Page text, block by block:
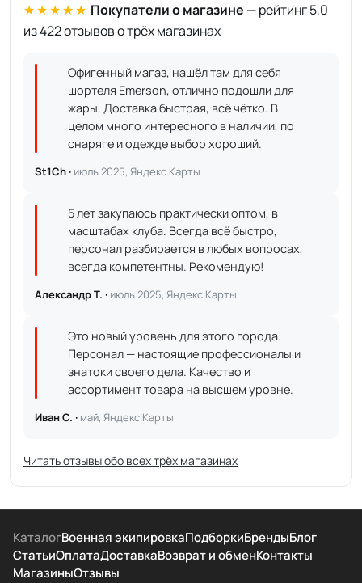
★★★★★ Покупатели о магазине — рейтинг 5,0
из 422 отзывов о трёх магазинах
Офигенный магаз, нашёл там для себя
шортеля Emerson, отлично подошли для
жары. Доставка быстрая, всё чётко. В
целом много интересного в наличии, по
снаряге и одежде выбор хороший.
St1Ch · июль 2025, Яндекс.Карты
5 лет закупаюсь практически оптом, в
масштабах клуба. Всегда всё быстро,
персонал разбирается в любых вопросах,
всегда компетентны. Рекомендую!
Александр Т. · июль 2025, Яндекс.Карты
Это новый уровень для этого города.
Персонал — настоящие профессионалы и
знатоки своего дела. Качество и
ассортимент товара на высшем уровне.
Иван С. · май, Яндекс.Карты
Читать отзывы обо всех трёх магазинах
КаталогВоенная экипировкаПодборкиБрендыБлог
СтатьиОплатаДоставкаВозврат и обменКонтакты
МагазиныОтзывы